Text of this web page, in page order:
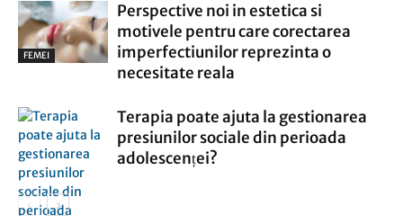
FEMEI
Perspective noi in estetica si
motivele pentru care corectarea
imperfectiunilor reprezinta o
necesitate reala
Terapia poate ajuta la gestionarea
presiunilor sociale din perioada
adolescenței?